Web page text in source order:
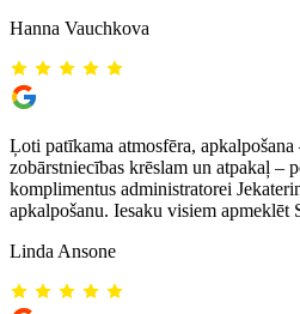
Hanna Vauchkova
Ļoti patīkama atmosfēra,
zobārstniecības krēslam un atpakaļ –
komplimentus administratorei
apkalpošanu. Iesaku visiem apmeklēt
Linda Ansone